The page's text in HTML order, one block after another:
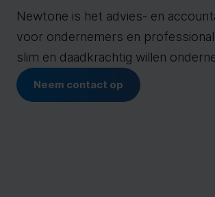
Newtone is het advies- en
voor ondernemers en
slim en daadkrachtig willen
Neem contact op